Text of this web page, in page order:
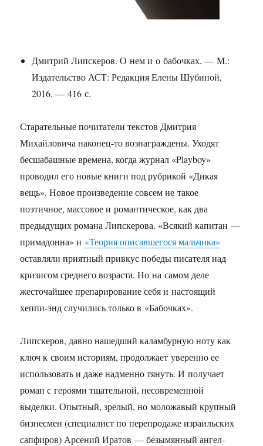
Дмитрий Липскеров. О нем и о бабочках. — М.:
Издательство АСТ: Редакция Елены Шубиной,
2016. — 416 с.
Старательные почитатели текстов Дмитрия
Михайловича наконец-то вознаграждены. Уходят
бесшабашные времена, когда журнал «Playboy»
проводил его новые книги под рубрикой «Дикая
вещь». Новое произведение совсем не такое
поэтичное, массовое и романтическое, как два
предыдущих романа Липскерова. «Всякий капитан —
примадонна» и «Теория описавшегося мальчика»
оставляли приятный привкус победы писателя над
кризисом среднего возраста. Но на самом деле
жесточайшее препарирование себя и настоящий
хеппи-энд случились только в «Бабочках».
Липскеров, давно нашедший каламбурную ноту как
ключ к своим историям, продолжает уверенно ее
использовать и даже надменно тянуть. И получает
роман с героями тщательной, несовременной
выделки. Опытный, зрелый, но моложавый крупный
бизнесмен (специалист по перепродаже израильских
сапфиров) Арсений Иратов — безымянный ангел-